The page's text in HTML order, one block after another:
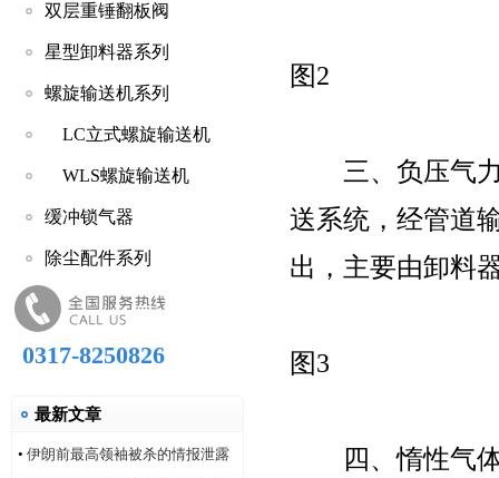
双层重锤翻板阀
星型卸料器系列
螺旋输送机系列
LC立式螺旋输送机
WLS螺旋输送机
缓冲锁气器
除尘配件系列
0317-8250826
最新文章
• 伊朗前最高领袖被杀的情报泄露
图2
三、负压气力
送系统，经管道
出，主要由卸料
图3
四、惰性气体